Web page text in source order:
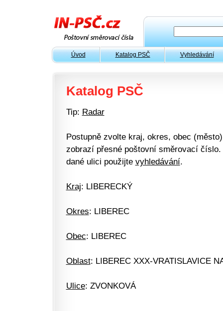
Úvod Katalog PSČ Vyhledávání
Katalog PSČ
Tip: Radar
Postupně zvolte kraj, okres, obec
zobrazí přesné poštovní směrovací
dané ulici použijte vyhledávání.
Kraj: LIBERECKÝ
Okres: LIBEREC
Obec: LIBEREC
Oblast: LIBEREC XXX-VRATISLAVICE
Ulice: ZVONKOVÁ